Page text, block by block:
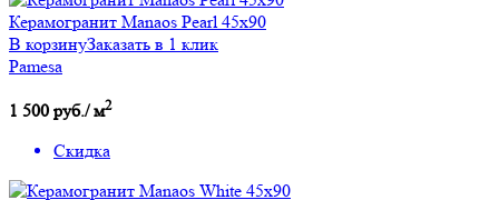
Керамогранит Manaos Pearl 45x90
В корзинуЗаказать в 1 клик
Pamesa
1 500 руб./ м2
Скидка